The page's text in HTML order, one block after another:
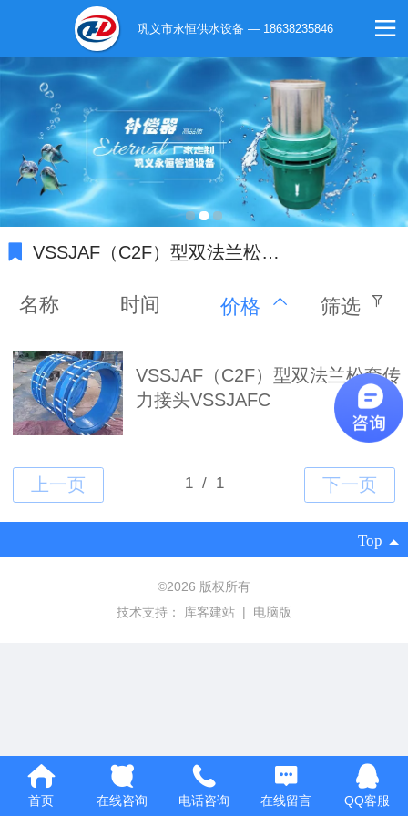
巩义市永恒供水设备 — 18638235846
VSSJAF（C2F）型双法兰松套传力接头
名称 时间 价格 筛选
VSSJAF（C2F）型双法兰松套传
力接头VSSJAFC
Top
©2026 版权所有
技术支持：
库客建站 | 电脑版
首页 在线咨询 电话咨询 在线留言 QQ客服